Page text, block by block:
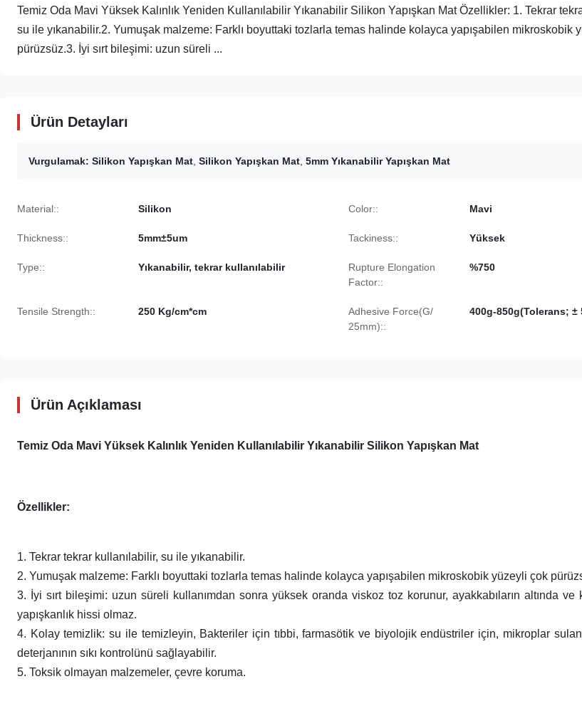
Temiz Oda Mavi Yüksek Kalınlık Yeniden Kullanılabilir Yıkanabilir Silikon Yapışkan Mat Özellikler: 1. Tekrar
su ile yıkanabilir.2. Yumuşak malzeme: Farklı boyuttaki tozlarla temas halinde kolayca yapışabilen mikroskobik
pürüzsüz.3. İyi sırt bileşimi: uzun süreli ...
Ürün Detayları
Vurgulamak: Silikon Yapışkan Mat Silikon Yapışkan Mat 5mm Yıkanabilir Yapışkan Mat
Material:: Silikon Color:: Mavi
Thickness:: 5mm±5um Tackiness:: Yüksek
Type:: Yıkanabilir, tekrar kullanılabilir
Rupture Elongation
Factor::
%750
Tensile Strength:: 250 Kg/cm*cm
Adhesive Force(G/
25mm)::
400g-850g(Tolerans; ±
Ürün Açıklaması
Temiz Oda Mavi Yüksek Kalınlık Yeniden Kullanılabilir Yıkanabilir Silikon Yapışkan Mat
Özellikler:
1. Tekrar tekrar kullanılabilir, su ile yıkanabilir.
2. Yumuşak malzeme: Farklı boyuttaki tozlarla temas halinde kolayca yapışabilen mikroskobik yüzeyli çok
3. İyi sırt bileşimi: uzun süreli kullanımdan sonra yüksek oranda viskoz toz korunur, ayakkabıların altında ve
yapışkanlık hissi olmaz.
4. Kolay temizlik: su ile temizleyin, Bakteriler için tıbbi, farmasötik ve biyolojik endüstriler için, mikroplar
deterjanının sıkı kontrolünü sağlayabilir.
5. Toksik olmayan malzemeler, çevre koruma.